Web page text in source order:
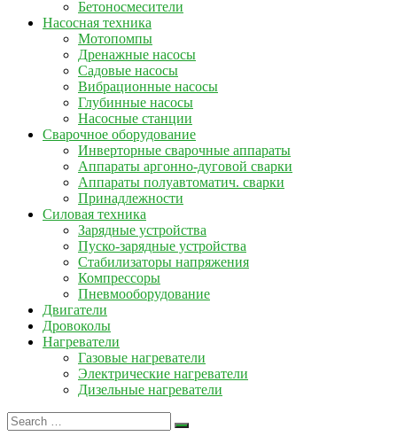
Бетоносмесители
Насосная техника
Мотопомпы
Дренажные насосы
Садовые насосы
Вибрационные насосы
Глубинные насосы
Насосные станции
Сварочное оборудование
Инверторные сварочные аппараты
Аппараты аргонно-дуговой сварки
Аппараты полуавтоматич. сварки
Принадлежности
Силовая техника
Зарядные устройства
Пуско-зарядные устройства
Стабилизаторы напряжения
Компрессоры
Пневмооборудование
Двигатели
Дровоколы
Нагреватели
Газовые нагреватели
Электрические нагреватели
Дизельные нагреватели